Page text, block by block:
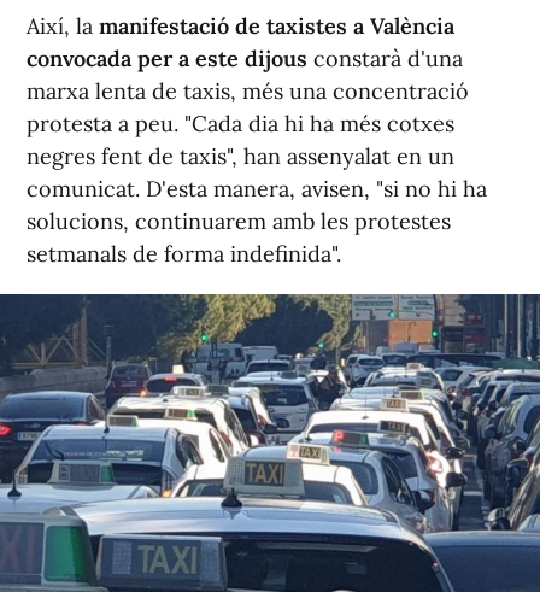
Així, la manifestació de taxistes a València
convocada per a este dijous constarà d'una
marxa lenta de taxis, més una concentració
protesta a peu. "Cada dia hi ha més cotxes
negres fent de taxis", han assenyalat en un
comunicat. D'esta manera, avisen, "si no hi ha
solucions, continuarem amb les protestes
setmanals de forma indefinida".